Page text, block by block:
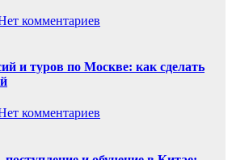
комментариев
и туров по Москве: как сделать
комментариев